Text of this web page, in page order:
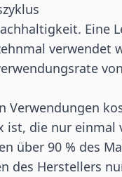
Eine
verwendet
Verwendungen
die nur einmal
über 90 % des
des Herstellers